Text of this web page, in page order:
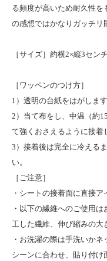
る頻度が高いため耐久性を
の感想ではかなりガッチリ
［サイズ］約横2×縦3センチ
［ワッペンのつけ方］
1）透明の台紙をはがします
2）当て布をし、中温（約
て強くおさえるように接着
3）接着後は完全に冷える
い。
［ご注意］
・シートの接着面に直接ア
・以下の繊維へのご使用
工した繊維、伸び縮みの大
・お洗濯の際は手洗いか
シーンに合わせ、貼り付け